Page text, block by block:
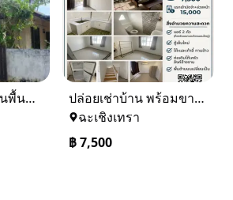
ขายบ้านเดียว 1 ชั้นพื้นที่ 102 ตรว บางละมุง ชลบุรี
ปล่อยเช่าบ้าน พร้อมขาย หมู่บ้านเจทาว ตำบลแสนภูดาษ
ฉะเชิงเทรา
฿7,500